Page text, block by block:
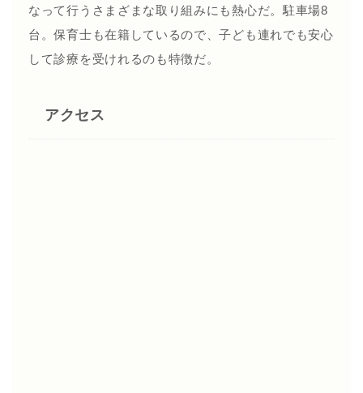
なって行うさまざまな取り組みにも熱心だ。駐車場8
台。保育士も在籍しているので、子ども連れでも安心
して診療を受けれるのも特徴だ。
アクセス